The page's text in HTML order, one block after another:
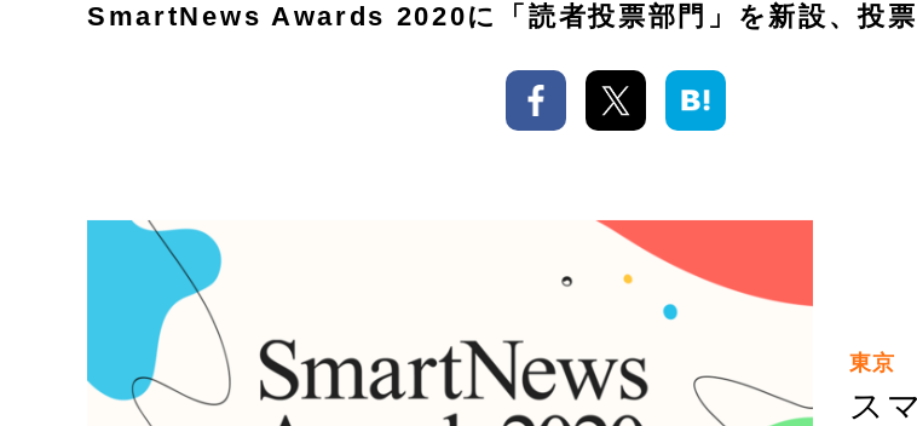
SmartNews Awards 2020に「読者投票部門」を新設、投票
東京
ス